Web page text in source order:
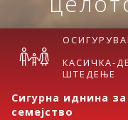
КАСИЧКА-
ШТЕДЕЊЕ
Сигурна иднина
семејство